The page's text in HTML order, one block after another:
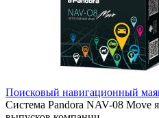
Поисковый навигационный
Система Pandora NAV-08 Move